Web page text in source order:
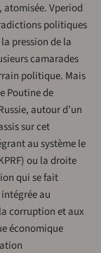
atomisée. Vperiod
politiques
pression de la
camarades
politique. Mais
Poutine de
autour d’un
sur cet
au système le
ou la droite
qui se fait
au
corruption et aux
économique